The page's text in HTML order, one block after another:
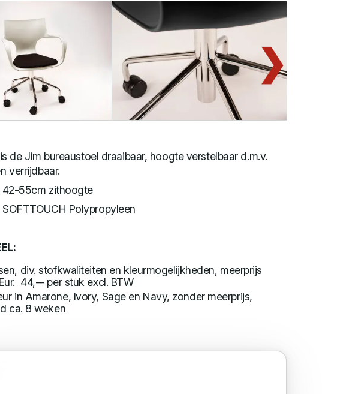
de Jim bureaustoel draaibaar, hoogte verstelbaar d.m.v.
verrijdbaar.
42-55cm zithoogte
Polypropyleen
div. stofkwaliteiten en kleurmogelijkheden, meerprijs
44,-- per stuk excl. BTW
in Amarone, Ivory, Sage en Navy, zonder meerprijs,
ca. 8 weken